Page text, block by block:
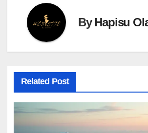
ByHapisu
Related Post